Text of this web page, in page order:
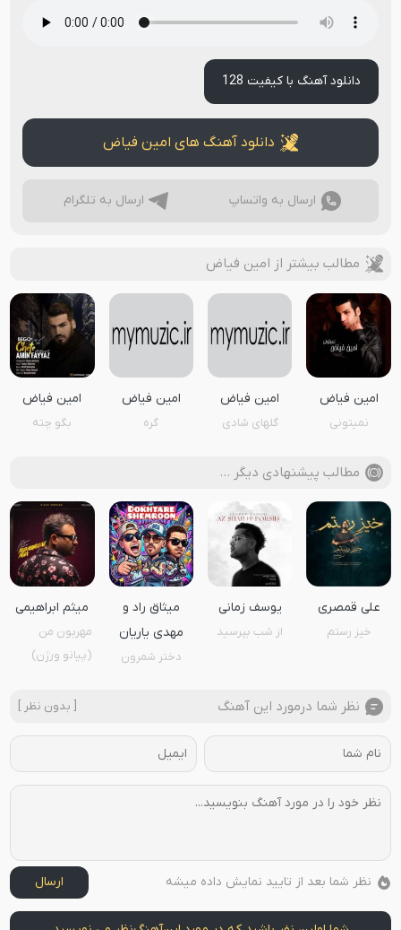
دانلود آهنگ با کیفیت 128
دانلود آهنگ های امین فیاض
ارسال به واتساپ ارسال به تلگرام
مطالب بیشتر از امین فیاض
امین فیاض
نمیتونی
امین فیاض
گلهای شادی
امین فیاض
گره
امین فیاض
بگو چته
مطالب پیشنهادی دیگر …
علی قمصری
خیز رستم
یوسف زمانی
از شب بپرسید
میثاق راد و
مهدی یاریان
دختر شمرون
میثم ابراهیمی
مهربون من
(پیانو ورژن)
نظر شما درمورد این آهنگ [ بدون نظر ]
نظر شما بعد از تایید نمایش داده میشه ارسال